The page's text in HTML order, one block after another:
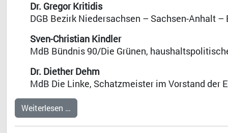
Dr. Gregor Kritidis
DGB Bezirk Niedersachsen – Sachsen-Anhalt –
Sven-Christian Kindler
MdB Bündnis 90/Die Grünen,
Dr. Diether Dehm
MdB Die Linke, Schatzmeister im Vorstand der
Weiterlesen …